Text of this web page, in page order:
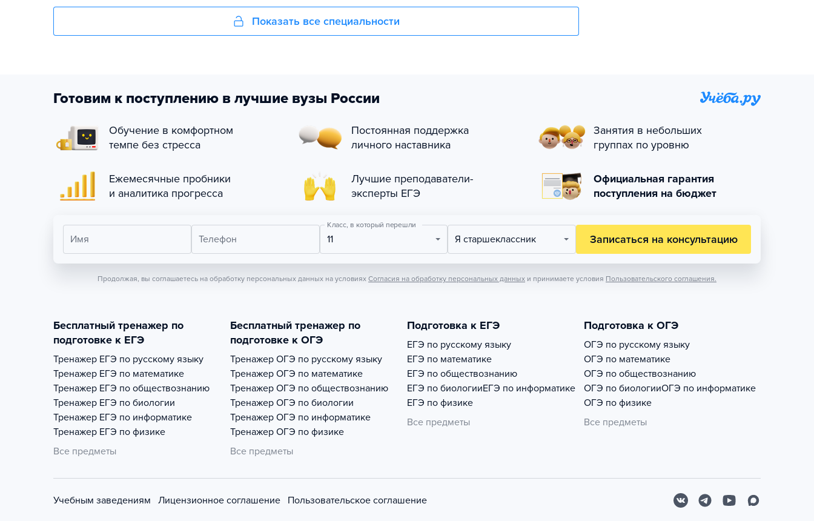
Показать все специальности
Готовим к поступлению в лучшие вузы России
Обучение в комфортном
темпе без стресса
Постоянная поддержка
личного наставника
Занятия в небольших
группах по уровню
Ежемесячные пробники
и аналитика прогресса
Лучшие преподаватели-
эксперты ЕГЭ
Официальная гарантия
поступления на бюджет
Имя Телефон
Класс, в который перешли
11 Я старшеклассник Записаться на консультацию
Продолжая, вы соглашаетесь на обработку персональных данных на условиях Согласия на обработку персональных данных и принимаете условия Пользовательского соглашения.
Бесплатный тренажер по
подготовке к ЕГЭ
Тренажер ЕГЭ по русскому языку
Тренажер ЕГЭ по математике
Тренажер ЕГЭ по обществознанию
Тренажер ЕГЭ по биологии
Тренажер ЕГЭ по информатике
Тренажер ЕГЭ по физике
Все предметы
Бесплатный тренажер по
подготовке к ОГЭ
Тренажер ОГЭ по русскому языку
Тренажер ОГЭ по математике
Тренажер ОГЭ по обществознанию
Тренажер ОГЭ по биологии
Тренажер ОГЭ по информатике
Тренажер ОГЭ по физике
Все предметы
Подготовка к ЕГЭ
ЕГЭ по русскому языку
ЕГЭ по математике
ЕГЭ по обществознанию
ЕГЭ по биологииЕГЭ по информатике
ЕГЭ по физике
Все предметы
Подготовка к ОГЭ
ОГЭ по русскому языку
ОГЭ по математике
ОГЭ по обществознанию
ОГЭ по биологииОГЭ по информатике
ОГЭ по физике
Все предметы
Учебным заведениям Лицензионное соглашение Пользовательское соглашение